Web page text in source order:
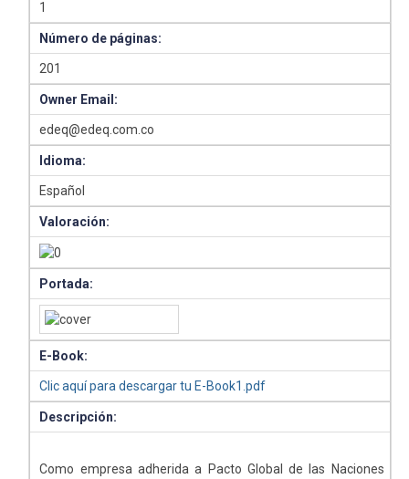
1
Número de páginas:
201
Owner Email:
edeq@edeq.com.co
Idioma:
Español
Valoración:
Portada:
E-Book:
Clic aquí para descargar tu E-Book1.pdf
Descripción:
Como empresa adherida a Pacto Global de las Naciones